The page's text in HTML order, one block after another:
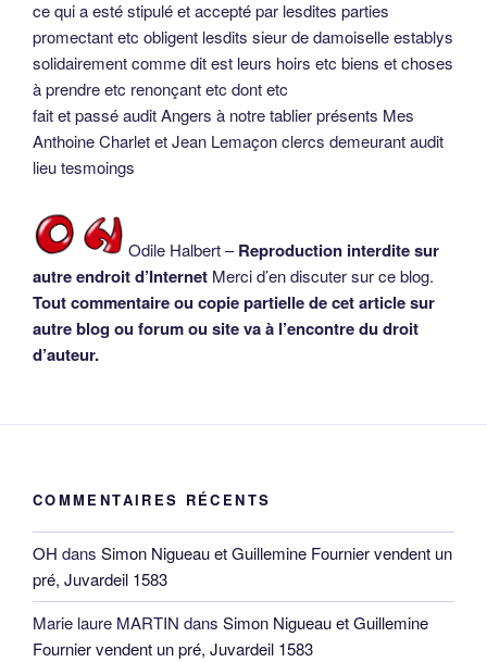
ce qui a esté stipulé et accepté par lesdites parties
promectant etc obligent lesdits sieur de damoiselle establys
solidairement comme dit est leurs hoirs etc biens et choses
à prendre etc renonçant etc dont etc
fait et passé audit Angers à notre tablier présents Mes
Anthoine Charlet et Jean Lemaçon clercs demeurant audit
lieu tesmoings
Odile Halbert –Reproduction interdite sur
autre endroit d’Internet Merci d’en discuter sur ce blog.
Tout commentaire ou copie partielle de cet article sur
autre blog ou forum ou site va à l’encontre du droit
d’auteur.
COMMENTAIRES RÉCENTS
OH dans Simon Nigueau et Guillemine Fournier vendent un
pré, Juvardeil 1583
Marie laure MARTIN dans Simon Nigueau et Guillemine
Fournier vendent un pré, Juvardeil 1583